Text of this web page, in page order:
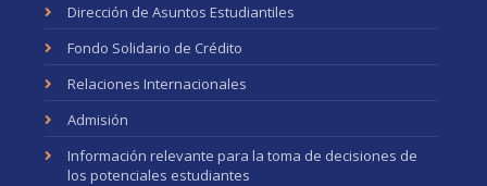
Dirección de Asuntos Estudiantiles
Fondo Solidario de Crédito
Relaciones Internacionales
Admisión
Información relevante para la toma de decisiones de
los potenciales estudiantes